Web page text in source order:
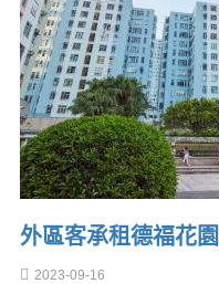
外區客承租德福花
2023-09-16